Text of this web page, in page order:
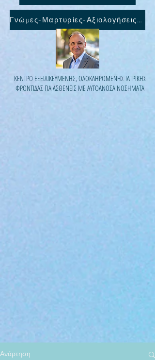
Γνώμες-Μαρτυρίες-Αξιολογήσεις ασθενών
ΚΕΝΤΡΟ ΕΞΕΙΔΙΚΕΥΜΕΝΗΣ, ΟΛΟΚΛΗΡΩΜΕΝΗΣ ΙΑΤΡΙΚΗΣ
ΦΡΟΝΤΙΔΑΣ ΓΙΑ ΑΣΘΕΝΕΙΣ ΜΕ ΑΥΤΟΑΝΟΣΑ ΝΟΣΗΜΑΤΑ
Ανάρτηση